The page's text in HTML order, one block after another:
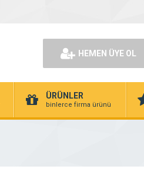
HEMEN ÜYE OL
ÜRÜNLER
binlerce firma ürünü